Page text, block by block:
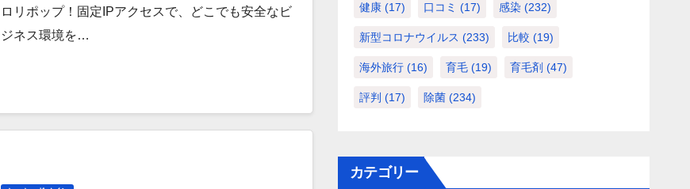
ロリポップ！固定IPアクセスで、どこでも安全なビ
ジネス環境を…
健康 (17) 口コミ (17) 感染 (232)
新型コロナウイルス (233) 比較 (19)
海外旅行 (16) 育毛 (19) 育毛剤 (47)
評判 (17) 除菌 (234)
カテゴリー